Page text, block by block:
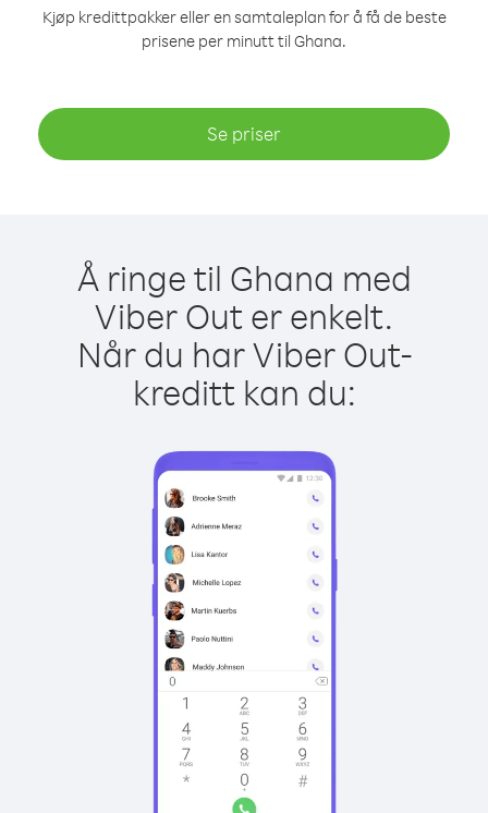
Kjøp kredittpakker eller en samtaleplan for å få de beste
prisene per minutt til Ghana.
Se priser
Å ringe til Ghana med
Viber Out er enkelt.
Når du har Viber Out-
kreditt kan du: